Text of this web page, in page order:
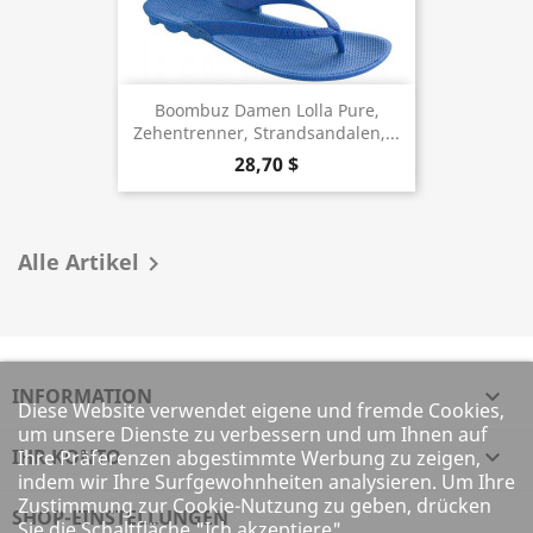
Boombuz Damen Lolla Pure,
Zehentrenner, Strandsandalen,...
28,70 $
Alle Artikel 
INFORMATION 
IHR KONTO 
SHOP-EINSTELLUNGEN
Diese Website verwendet eigene und fremde Cookies,
um unsere Dienste zu verbessern und um Ihnen auf
Ihre Präferenzen abgestimmte Werbung zu zeigen,
indem wir Ihre Surfgewohnheiten analysieren. Um Ihre
Zustimmung zur Cookie-Nutzung zu geben, drücken